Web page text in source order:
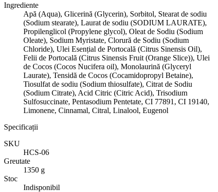
Ingrediente
Apă (Aqua), Glicerină (Glycerin), Sorbitol, Stearat de sodiu
(Sodium stearate), Laurat de sodiu (SODIUM LAURATE),
Propilenglicol (Propylene glycol), Oleat de Sodiu (Sodium
Oleate), Sodium Myristate, Clorură de Sodiu (Sodium
Chloride), Ulei Esențial de Portocală (Citrus Sinensis Oil),
Felii de Portocală (Citrus Sinensis Fruit (Orange Slice)), Ulei
de Cocos (Cocos Nucifera oil), Monolaurină (Glyceryl
Laurate), Tensidă de Cocos (Cocamidopropyl Betaine),
Tiosulfat de sodiu (Sodium thiosulfate), Citrat de Sodiu
(Sodium Citrate), Acid Citric (Citric Acid), Trisodium
Sulfosuccinate, Pentasodium Pentetate, CI 77891, CI 19140,
Limonene, Cinnamal, Citral, Linalool, Eugenol
Specificații
SKU
HCS-06
Greutate
1350 g
Stoc
Indisponibil